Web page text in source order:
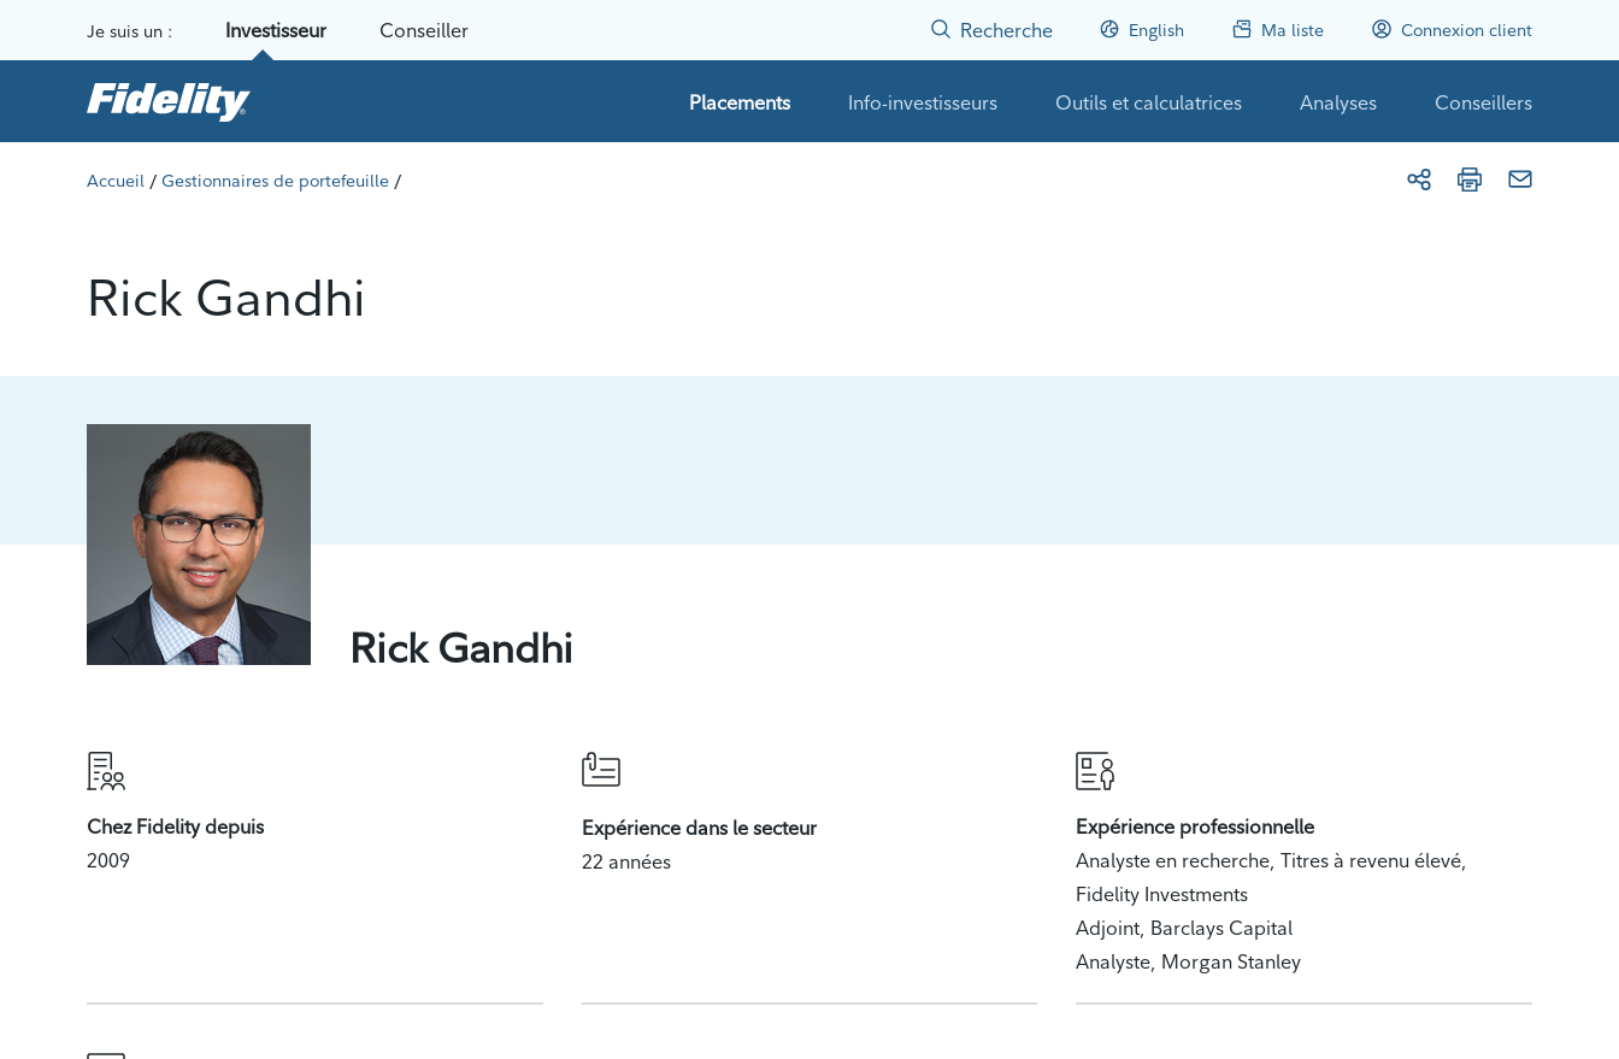
Je suis un : Investisseur Conseiller Recherche English Ma liste Connexion client
Placements Info-investisseurs Outils et calculatrices Analyses Conseillers
Accueil / Gestionnaires de portefeuille /
Rick Gandhi
Rick Gandhi
Chez Fidelity depuis
2009
Expérience dans le secteur
22 années
Expérience professionnelle
Analyste en recherche, Titres à revenu élevé,
Fidelity Investments
Adjoint, Barclays Capital
Analyste, Morgan Stanley